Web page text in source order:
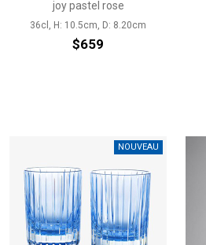
joy pastel rose
36cl, H: 10.5cm, D: 8.20cm
$659
NOUVEAU